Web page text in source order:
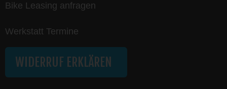
Bike Leasing anfragen
Werkstatt Termine
WIDERRUF ERKLÄREN